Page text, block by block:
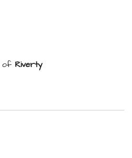
of Riverty